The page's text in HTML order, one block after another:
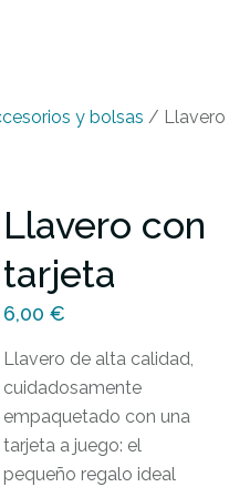
y bolsas / Llavero
Llavero con
tarjeta
6,00 €
Llavero de alta calidad,
cuidadosamente
empaquetado con una
tarjeta a juego: el
pequeño regalo ideal